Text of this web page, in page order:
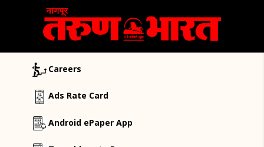
Careers
Ads Rate Card
Android ePaper App